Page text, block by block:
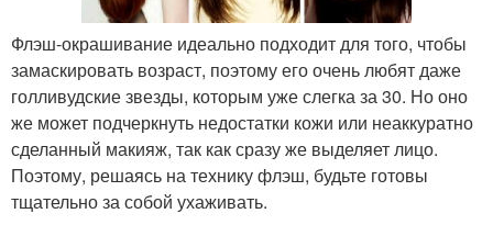
Флэш-окрашивание идеально подходит для того, чтобы
замаскировать возраст, поэтому его очень любят даже
голливудские звезды, которым уже слегка за 30. Но оно
же может подчеркнуть недостатки кожи или неаккуратно
сделанный макияж, так как сразу же выделяет лицо.
Поэтому, решаясь на технику флэш, будьте готовы
тщательно за собой ухаживать.